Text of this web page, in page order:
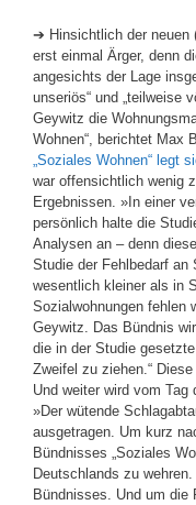
➔ Hinsichtlich der neuen
erst einmal Ärger, denn
angesichts der Lage
unseriös“ und „teilweise
Geywitz die
Wohnen“, berichtet Max
„Soziales Wohnen“ legt
war offensichtlich wenig
Ergebnissen. »In einer
persönlich halte die
Analysen an – denn
Studie der Fehlbedarf an
wesentlich kleiner als in
Sozialwohnungen fehlen
Geywitz. Das Bündnis
die in der Studie
Zweifel zu ziehen.“
Und weiter wird vom Tag
»Der wütende
ausgetragen. Um kurz
Bündnisses „Soziales
Deutschlands zu
Bündnisses. Und um die